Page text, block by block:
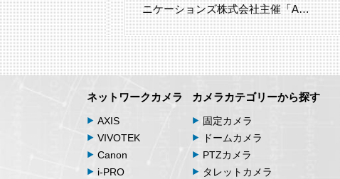
ニケーションズ株式会社主催「A…
ネットワークカメラ
AXIS
VIVOTEK
Canon
i-PRO
カメラカテゴリーから探す
固定カメラ
ドームカメラ
PTZカメラ
タレットカメラ